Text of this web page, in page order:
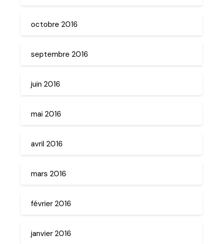
octobre 2016
septembre 2016
juin 2016
mai 2016
avril 2016
mars 2016
février 2016
janvier 2016